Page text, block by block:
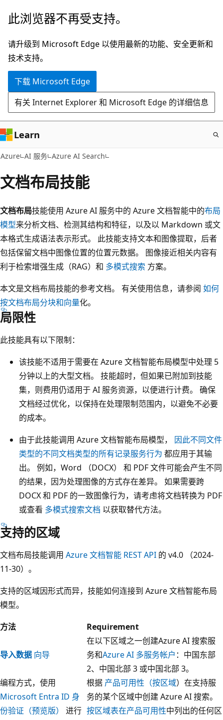
跳
主
要
内
此浏览器不再受支持。
请升级到 Microsoft Edge 以使用最新的功能、安全更新和
技术支持。
下载 Microsoft Edge
有关 Internet Explorer 和 Microsoft Edge 的详细信息
Learn
Azure AI 服务 Azure AI Search
文档布局技能
文档布局技能使用 Azure AI 服务中的 Azure 文档智能中的布局
模型来分析文档、检测其结构和特征，以及以 Markdown 或文
本格式生成语法表示形式。 此技能支持文本和图像提取，后者
包括保留文档中图像位置的位置元数据。 图像接近相关内容有
利于检索增强生成（RAG）和 多模式搜索 方案。
本文是文档布局技能的参考文档。 有关使用信息，请参阅 如何
按文档布局分块和向量化。
局限性
此技能具有以下限制：
该技能不适用于需要在 Azure 文档智能布局模型中处理 5
分钟以上的大型文档。 技能超时，但如果已附加到技能
集，则费用仍适用于 AI 服务资源，以便进行计费。 确保
文档经过优化，以保持在处理限制范围内，以避免不必要
的成本。
由于此技能调用 Azure 文档智能布局模型， 因此不同文件
类型的不同文档类型的所有记录服务行为 都应用于其输
出。 例如，Word （DOCX） 和 PDF 文件可能会产生不同
的结果，因为处理图像的方式存在差异。 如果需要跨
DOCX 和 PDF 的一致图像行为，请考虑将文档转换为 PDF
或查看 多模式搜索文档 以获取替代方法。
支持的区域
文档布局技能调用 Azure 文档智能 REST API 的 v4.0 （2024-
11-30）。
支持的区域因形式而异，技能如何连接到 Azure 文档智能布局
模型。
方法
Requirement
导入数据 向导
在以下区域之一创建Azure AI 搜索服
务和Azure AI 多服务帐户 ：中国东部
2、中国北部 3 或中国北部 3。
编程方式，使用
Microsoft Entra ID 身
份验证（预览版）
进行
根据 产品可用性（按区域）在支持服
务的某个区域中创建 Azure AI 搜索。
按区域表在产品可用性中列出的任何区